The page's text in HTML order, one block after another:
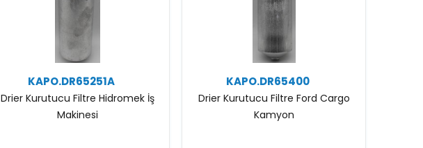
KAPO.DR65251A
Drier Kurutucu Filtre Hidromek İş
Makinesi
KAPO.DR65400
Drier Kurutucu Filtre Ford Cargo
Kamyon